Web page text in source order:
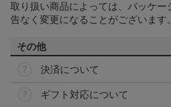
取り扱い商品によっては、パッケ
告なく変更になることがございます。
その他
決済について
ギフト対応について